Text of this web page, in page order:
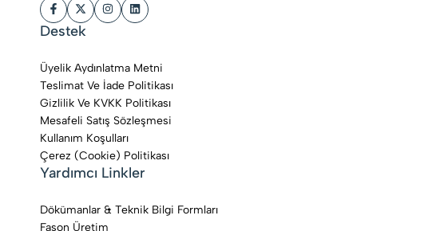
Destek
Üyelik Aydınlatma Metni
Teslimat Ve İade Politikası
Gizlilik Ve KVKK Politikası
Mesafeli Satış Sözleşmesi
Kullanım Koşulları
Çerez (Cookie) Politikası
Yardımcı Linkler
Dökümanlar & Teknik Bilgi Formları
Fason Üretim